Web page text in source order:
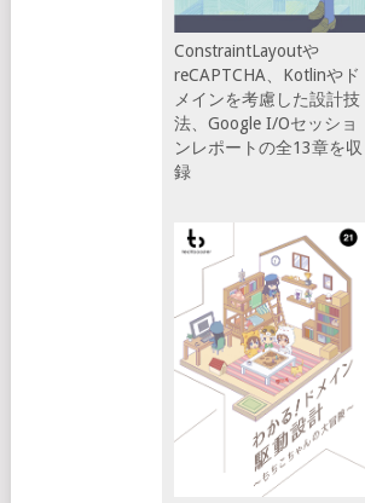
ConstraintLayoutや
reCAPTCHA、Kotlinやド
メインを考慮した設計技
法、Google I/Oセッショ
ンレポートの全13章を収
録